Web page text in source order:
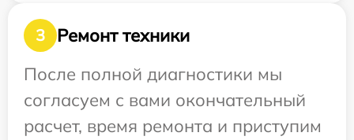
3
Ремонт техники
После полной диагностики мы
согласуем с вами окончательный
расчет, время ремонта и приступим